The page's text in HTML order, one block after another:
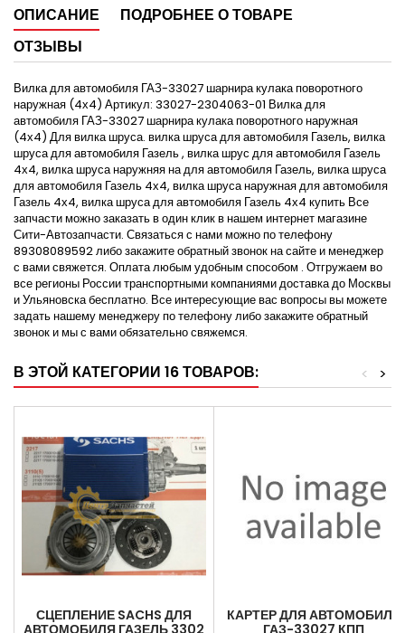
ОПИСАНИЕ
ПОДРОБНЕЕ О ТОВАРЕ
ОТЗЫВЫ
Вилка для автомобиля ГАЗ-33027 шарнира кулака поворотного
наружная (4х4) Артикул: 33027-2304063-01 Вилка для
автомобиля ГАЗ-33027 шарнира кулака поворотного наружная
(4х4) Для вилка шруса. вилка шруса для автомобиля Газель, вилка
шруса для автомобиля Газель , вилка шрус для автомобиля Газель
4х4, вилка шруса наружняя на для автомобиля Газель, вилка шруса
для автомобиля Газель 4х4, вилка шруса наружная для автомобиля
Газель 4х4, вилка шруса для автомобиля Газель 4х4 купить Все
запчасти можно заказать в один клик в нашем интернет магазине
Сити-Автозапчасти. Связаться с нами можно по телефону
89308089592 либо закажите обратный звонок на сайте и менеджер
с вами свяжется. Оплата любым удобным способом . Отгружаем во
все регионы России транспортными компаниями доставка до Москвы
и Ульяновска бесплатно. Все интересующие вас вопросы вы можете
задать нашему менеджеру по телефону либо закажите обратный
звонок и мы с вами обязательно свяжемся.
В ЭТОЙ КАТЕГОРИИ 16 ТОВАРОВ: >
<
СЦЕПЛЕНИЕ SACHS ДЛЯ
КАРТЕР ДЛЯ АВТОМОБИЛЯ